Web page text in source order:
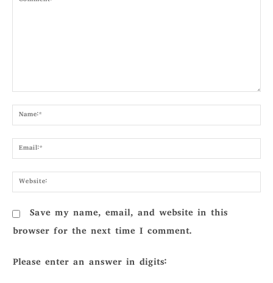
Save my name, email, and website in this
browser for the next time I comment.
Please enter an answer in digits: